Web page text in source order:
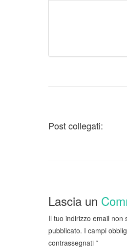
Post collegati:
Lascia un
Il tuo indirizzo email non
pubblicato. I campi
contrassegnati *